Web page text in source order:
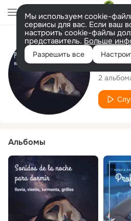
Мы используем cookie-
сервисы для вас. Если ваш
настроить cookie-файлы
представитель. Больше
Разрешить все
2
Альбомы